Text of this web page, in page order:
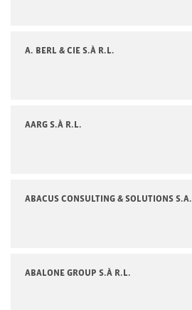
A. BERL & CIE S.À R.L.
AARG S.À R.L.
ABACUS CONSULTING & SOLUTIONS S.A.
ABALONE GROUP S.À R.L.